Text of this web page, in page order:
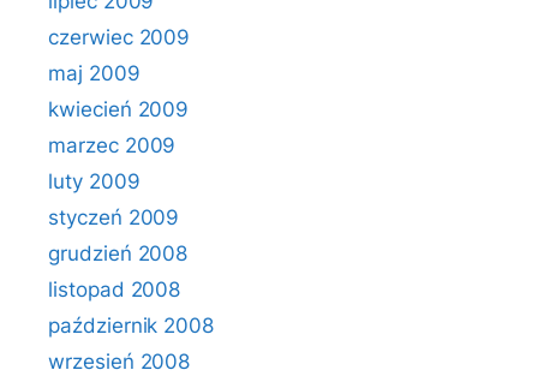
czerwiec 2009
maj 2009
kwiecień 2009
marzec 2009
luty 2009
styczeń 2009
grudzień 2008
listopad 2008
październik 2008
wrzesień 2008